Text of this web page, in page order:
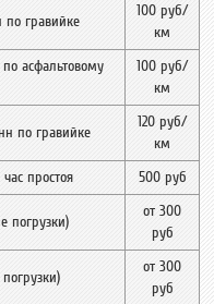
по гравийке
100 руб/
км
асфальтовому
100 руб/
км
по гравийке
120 руб/
км
простоя
500 руб
погрузки)
от 300
руб
от 300
руб